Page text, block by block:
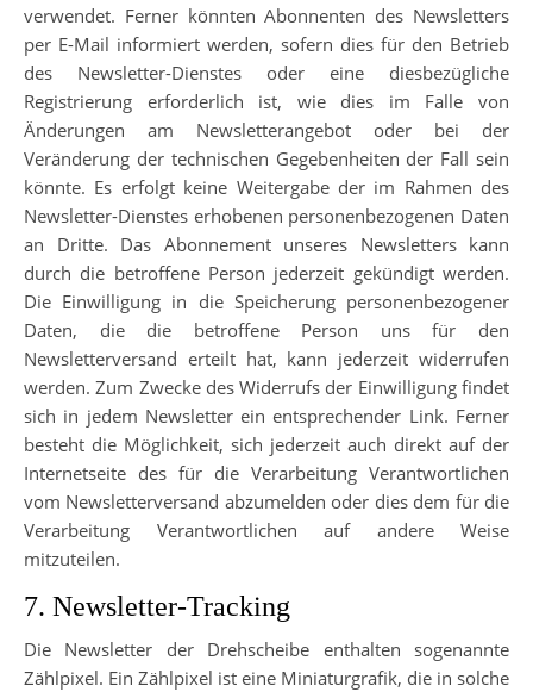
verwendet. Ferner könnten Abonnenten des Newsletters
per E-Mail informiert werden, sofern dies für den Betrieb
des Newsletter-Dienstes oder eine diesbezügliche
Registrierung erforderlich ist, wie dies im Falle von
Änderungen am Newsletterangebot oder bei der
Veränderung der technischen Gegebenheiten der Fall sein
könnte. Es erfolgt keine Weitergabe der im Rahmen des
Newsletter-Dienstes erhobenen personenbezogenen Daten
an Dritte. Das Abonnement unseres Newsletters kann
durch die betroffene Person jederzeit gekündigt werden.
Die Einwilligung in die Speicherung personenbezogener
Daten, die die betroffene Person uns für den
Newsletterversand erteilt hat, kann jederzeit widerrufen
werden. Zum Zwecke des Widerrufs der Einwilligung findet
sich in jedem Newsletter ein entsprechender Link. Ferner
besteht die Möglichkeit, sich jederzeit auch direkt auf der
Internetseite des für die Verarbeitung Verantwortlichen
vom Newsletterversand abzumelden oder dies dem für die
Verarbeitung Verantwortlichen auf andere Weise
mitzuteilen.
7. Newsletter-Tracking
Die Newsletter der Drehscheibe enthalten sogenannte
Zählpixel. Ein Zählpixel ist eine Miniaturgrafik, die in solche